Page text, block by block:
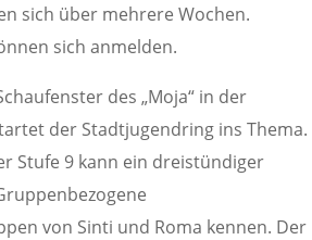
sich über mehrere Wochen.
sich anmelden.
des „Moja“ in der
der Stadtjugendring ins Thema.
Stufe 9 kann ein dreistündiger
von Sinti und Roma kennen. Der